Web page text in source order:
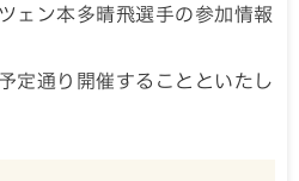
ェン本多晴飛選手の参加情報
定通り開催することといたし